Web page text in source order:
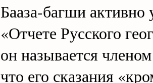
Бааза-багши
«Отчете Русского
он называется
что его сказания